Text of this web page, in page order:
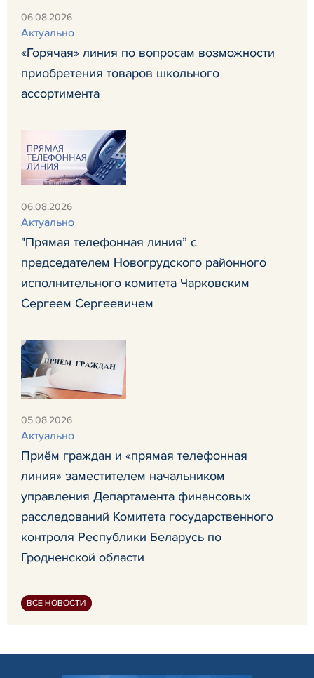
06.08.2026
Актуально
«Горячая» линия по вопросам возможности
приобретения товаров школьного
ассортимента
06.08.2026
Актуально
"Прямая телефонная линия” с
председателем Новогрудского районного
исполнительного комитета Чарковским
Сергеем Сергеевичем
05.08.2026
Актуально
Приём граждан и «прямая телефонная
линия» заместителем начальником
управления Департамента финансовых
расследований Комитета государственного
контроля Республики Беларусь по
Гродненской области
ВСЕ НОВОСТИ